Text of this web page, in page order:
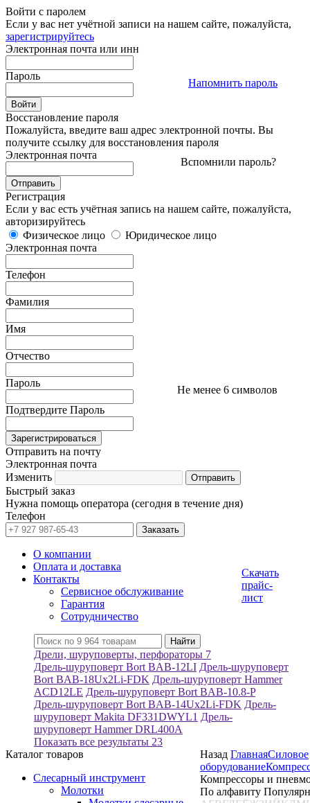
Войти с паролем
Если у вас нет учётной записи на нашем сайте, пожалуйста,
зарегистрируйтесь
Электронная почта или инн
Пароль
Напомнить пароль
Восстановление пароля
Пожалуйста, введите ваш адрес электронной почты. Вы
получите ссылку для восстановления пароля
Электронная почта
Вспомнили пароль?
Регистрация
Если у вас есть учётная запись на нашем сайте, пожалуйста,
авторизируйтесь
Физическое лицо
Юридическое лицо
Электронная почта
Телефон
Фамилия
Имя
Отчество
Пароль
Не менее 6 символов
Подтвердите Пароль
Отправить на почту
Электронная почта
Изменить
Быстрый заказ
Нужна помощь оператора (сегодня в течение дня)
Телефон
О компании
Оплата и доставка
Контакты
Сервисное обслуживание
Гарантия
Сотрудничество
Скачать
прайс-
лист
Дрели, шуруповерты, перфораторы 7
Дрель-шуруповерт Bort BAB-12LI Дрель-шуруповерт
Bort BAB-18Ux2Li-FDK Дрель-шуруповерт Hammer
ACD12LE Дрель-шуруповерт Bort BAB-10.8-P
Дрель-шуруповерт Bort BAB-14Ux2Li-FDK Дрель-
шуруповерт Makita DF331DWYL1 Дрель-
шуруповерт Hammer DRL400A
Показать все результаты 23
Каталог товаров
Слесарный инструмент
Молотки
Назад ГлавнаяСиловое
оборудование
Компрессоры и
По алфавиту